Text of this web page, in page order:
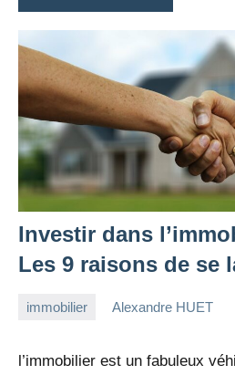
Investir dans
Les 9 raisons de se
immobilier
2022
Alexandre HUET
l’immobilier est un fabuleux